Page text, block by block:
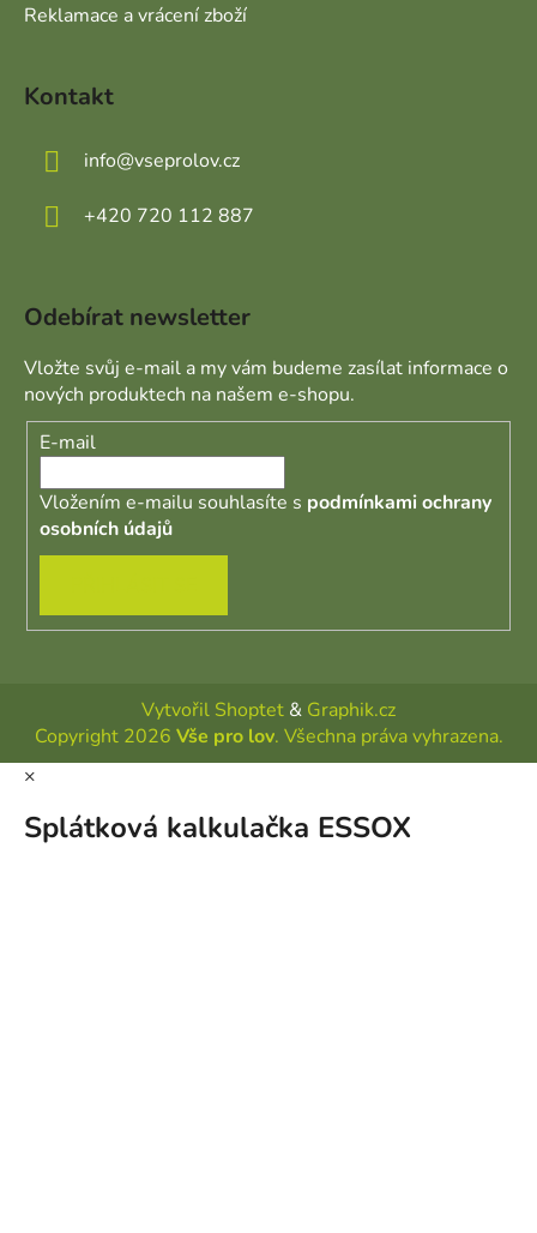
Reklamace a vrácení zboží
Kontakt
info@vseprolov.cz
+420 720 112 887
Odebírat newsletter
Vložte svůj e-mail a my vám budeme zasílat informace o
nových produktech na našem e-shopu.
E-mail
Vložením e-mailu souhlasíte s podmínkami ochrany
osobních údajů
Vytvořil Shoptet & Graphik.cz
Copyright 2026 Vše pro lov. Všechna práva vyhrazena.
×
Splátková kalkulačka ESSOX